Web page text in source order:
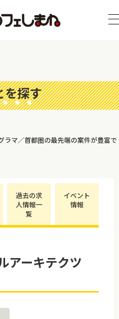
を探す
ラマ／首都圏の最先端の案件が豊富で
過去の求
人情報一
覧
イベント
情報
アーキテクツ